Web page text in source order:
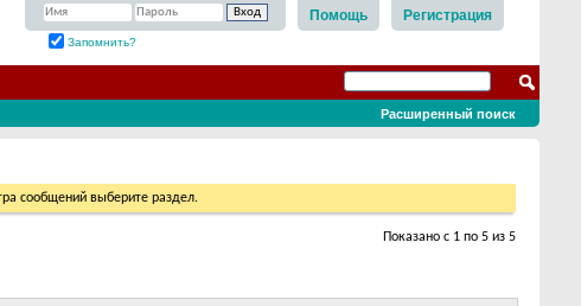
Регистрация
Помощь
Запомнить?
Расширенный поиск
сообщений выберите раздел.
Показано с 1 по 5 из 5